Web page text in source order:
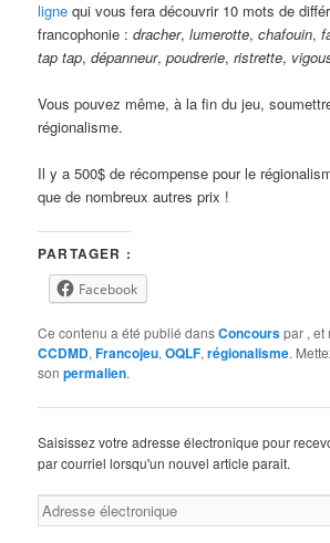
ligne qui vous fera découvrir 10 mots de
francophonie :dracher, lumerotte,chafouin,
tap tap,dépanneur, poudrerie,ristrette,
Vous pouvez même, à la fin du jeu,
régionalisme.
Il y a 500$ de récompense pour le
que de nombreux autres prix !
PARTAGER :
Facebook
Ce contenu a été publié dansConcourspar , et
CCDMD,Francojeu,OQLF,régionalisme.
sonpermalien.
Saisissez votre adresse électronique pour
par courriel lorsqu'un nouvel article parait.
Adresse
électronique